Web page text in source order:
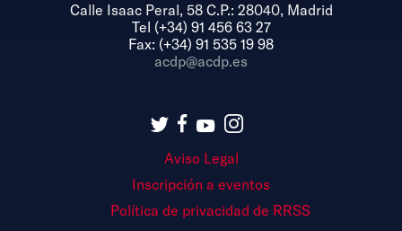
Calle Isaac Peral, 58 C.P.: 28040, Madrid
Tel (+34) 91 456 63 27
Fax: (+34) 91 535 19 98
acdp@acdp.es
Aviso Legal
Inscripción a eventos
Política de privacidad de RRSS